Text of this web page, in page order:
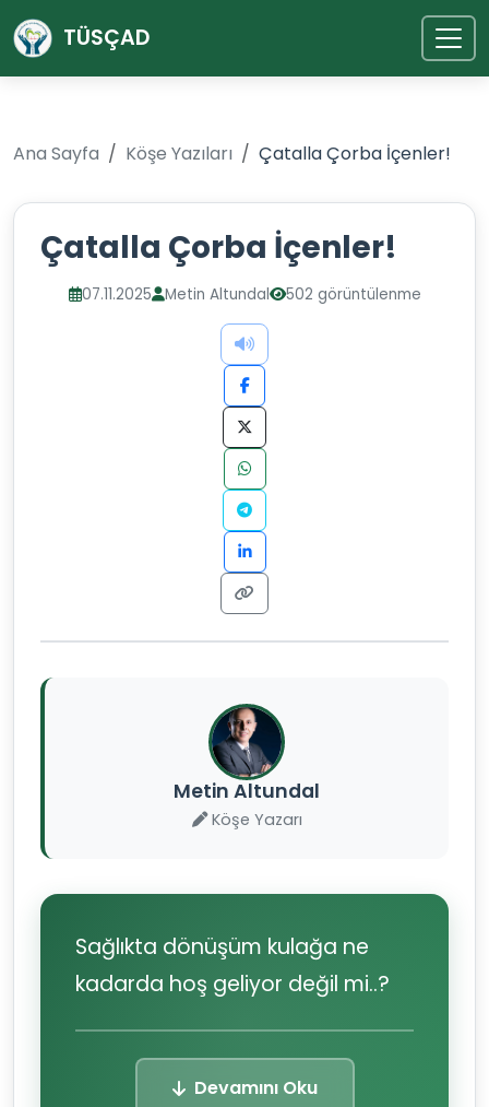
TÜSÇAD
Ana Sayfa Köşe Yazıları Çatalla Çorba İçenler!
Çatalla Çorba İçenler!
07.11.2025 Metin Altundal 502 görüntülenme
Metin Altundal
Köşe Yazarı
Sağlıkta dönüşüm kulağa ne
kadarda hoş geliyor değil mi..?
Devamını Oku